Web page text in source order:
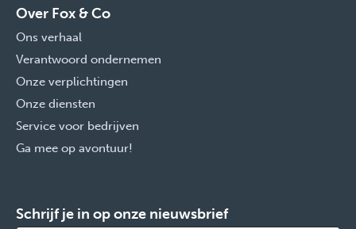
Over Fox & Co
Ons verhaal
Verantwoord ondernemen
Onze verplichtingen
Onze diensten
Service voor bedrijven
Ga mee op avontuur!
Schrijf je in op onze nieuwsbrief